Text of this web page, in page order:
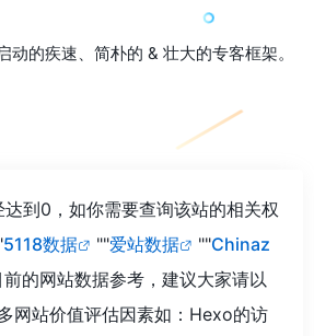
的疾速、简朴的 & 壮大的专客框架。
到0，如你需要查询该站的相关权
5118数据 ""爱站数据 ""Chinaz
的网站数据参考，建议大家请以
网站价值评估因素如：Hexo的访